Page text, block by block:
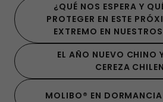
¿QUÉ NOS ESPERA Y
PROTEGER EN ESTE
EXTREMO EN
EL AÑO NUEVO CHINO
CEREZA
MOLIBO® EN DORMANCIA